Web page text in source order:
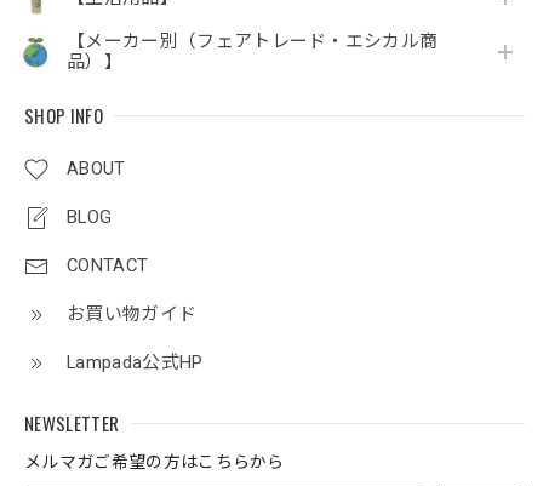
【メーカー別（フェアトレード・エシカル商
品）】
SHOP INFO
ABOUT
BLOG
CONTACT
お買い物ガイド
Lampada公式HP
NEWSLETTER
メルマガご希望の方はこちらから